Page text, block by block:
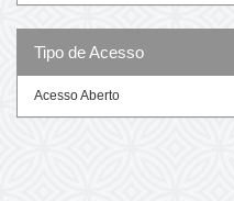
Tipo de Acesso
Acesso Aberto